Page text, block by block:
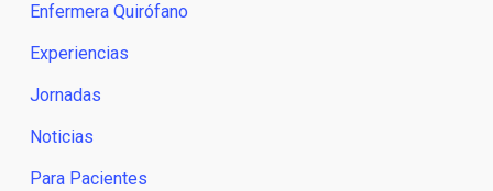
Enfermera Quirófano
Experiencias
Jornadas
Noticias
Para Pacientes